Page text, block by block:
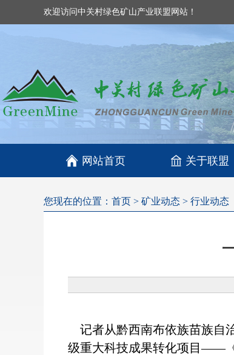
欢迎访问中关村绿色矿山产业联盟网站！
 网站首页 关于联盟
您现在的位置： 首页 > 矿业动态 > 行业动态
记者从黔西南布依族苗族自
级重大科技成果转化项目——